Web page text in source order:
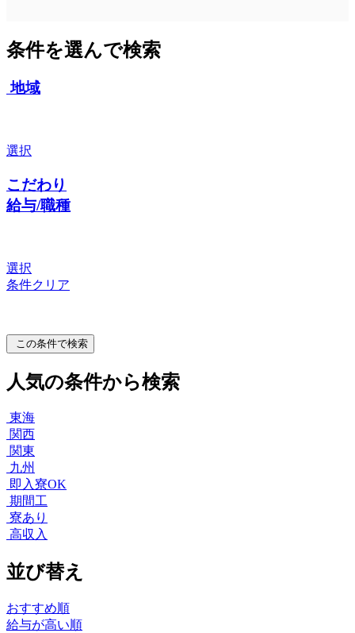
条件を選んで検索
地域
選択
こだわり
給与/職種
選択
条件クリア
この条件で検索
人気の条件から検索
東海
関西
関東
九州
即入寮OK
期間工
寮あり
高収入
並び替え
おすすめ順
給与が高い順